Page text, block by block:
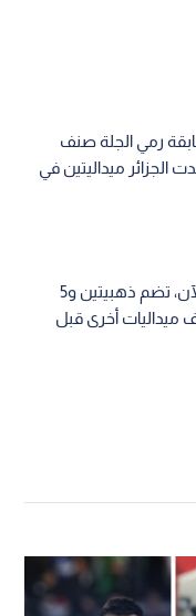
رمي الجلة صنف
الجزائر ميداليتين في
وراكمت الرياضة الجزائرية 13 ميدالية، حتى الآن، تضم ذهبيتين و5
ميداليات أخرى قبل